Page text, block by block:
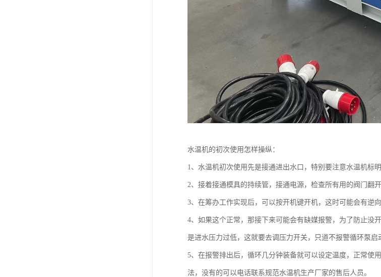
水温机的初次使用怎样操纵：
1、水温机初次使用先是接通进出水口，特别要注意水温机标
2、接着接通模具的持续管，接通电源，检查所有用的阀门翻开
3、在筹办工作实现后，可以按开机键开机，这时可能会有逆
4、如果这个正常，那接下来可能会有缺媒报警，为了防止没
是进水压力过低，这就要去调压力开关，只道不报警循环泵启
5、在报警排出后，循环几分钟装备就可以设定温度，正常使
法，没有的可以电话联系规范水温机生产厂家的售后人员。